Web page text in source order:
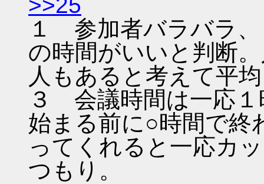
>>25
１ 参加者バラバラ
の時間がいいと判断
人もあると考えて平
３ 会議時間は一応１
始まる前に○時間で終
ってくれると一応カ
つもり。